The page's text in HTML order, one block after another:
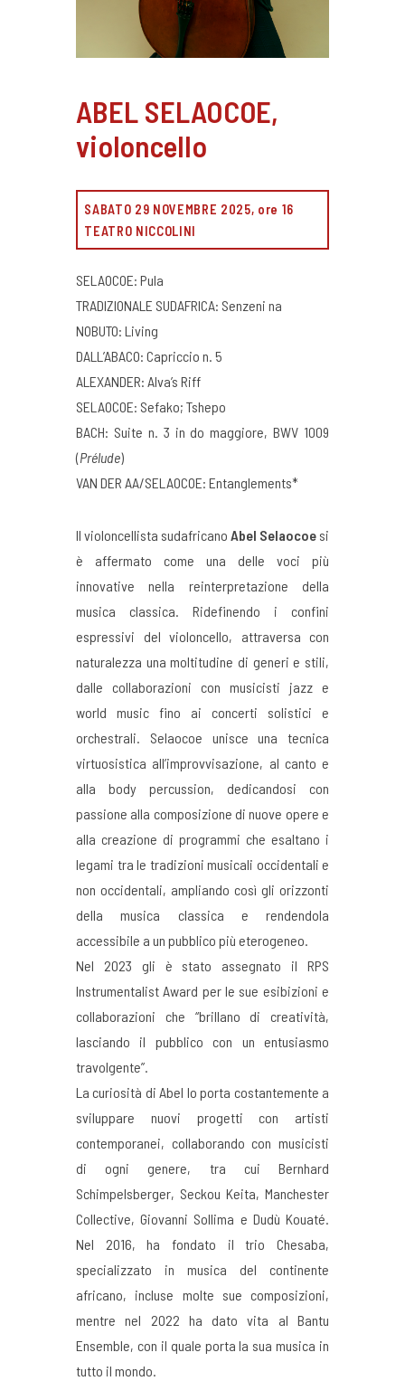
ABEL SELAOCOE,
violoncello
SABATO 29 NOVEMBRE 2025, ore 16
TEATRO NICCOLINI
SELAOCOE: Pula
TRADIZIONALE SUDAFRICA: Senzeni na
NOBUTO: Living
DALL’ABACO: Capriccio n. 5
ALEXANDER: Alva’s Riff
SELAOCOE: Sefako; Tshepo
BACH: Suite n. 3 in do maggiore, BWV 1009
(Prélude)
VAN DER AA/SELAOCOE: Entanglements*
Il violoncellista sudafricano Abel Selaocoe si
è affermato come una delle voci più
innovative nella reinterpretazione della
musica classica. Ridefinendo i confini
espressivi del violoncello, attraversa con
naturalezza una moltitudine di generi e stili,
dalle collaborazioni con musicisti jazz e
world music fino ai concerti solistici e
orchestrali. Selaocoe unisce una tecnica
virtuosistica all’improvvisazione, al canto e
alla body percussion, dedicandosi con
passione alla composizione di nuove opere e
alla creazione di programmi che esaltano i
legami tra le tradizioni musicali occidentali e
non occidentali, ampliando così gli orizzonti
della musica classica e rendendola
accessibile a un pubblico più eterogeneo.
Nel 2023 gli è stato assegnato il RPS
Instrumentalist Award per le sue esibizioni e
collaborazioni che “brillano di creatività,
lasciando il pubblico con un entusiasmo
travolgente”.
La curiosità di Abel lo porta costantemente a
sviluppare nuovi progetti con artisti
contemporanei, collaborando con musicisti
di ogni genere, tra cui Bernhard
Schimpelsberger, Seckou Keita, Manchester
Collective, Giovanni Sollima e Dudù Kouaté.
Nel 2016, ha fondato il trio Chesaba,
specializzato in musica del continente
africano, incluse molte sue composizioni,
mentre nel 2022 ha dato vita al Bantu
Ensemble, con il quale porta la sua musica in
tutto il mondo.